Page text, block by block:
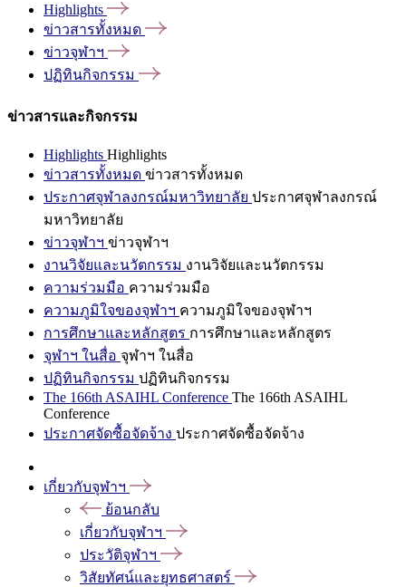
Highlights
ข่าวสารทั้งหมด
ข่าวจุฬาฯ
ปฏิทินกิจกรรม
ข่าวสารและกิจกรรม
Highlights Highlights
ข่าวสารทั้งหมด ข่าวสารทั้งหมด
ประกาศจุฬาลงกรณ์มหาวิทยาลัย ประกาศจุฬาลงกรณ์
มหาวิทยาลัย
ข่าวจุฬาฯ ข่าวจุฬาฯ
งานวิจัยและนวัตกรรม งานวิจัยและนวัตกรรม
ความร่วมมือ ความร่วมมือ
ความภูมิใจของจุฬาฯ ความภูมิใจของจุฬาฯ
การศึกษาและหลักสูตร การศึกษาและหลักสูตร
จุฬาฯ ในสื่อ จุฬาฯ ในสื่อ
ปฏิทินกิจกรรม ปฏิทินกิจกรรม
The 166th ASAIHL Conference The 166th ASAIHL
Conference
ประกาศจัดซื้อจัดจ้าง ประกาศจัดซื้อจัดจ้าง
เกี่ยวกับจุฬาฯ
ย้อนกลับ
เกี่ยวกับจุฬาฯ
ประวัติจุฬาฯ
วิสัยทัศน์และยุทธศาสตร์